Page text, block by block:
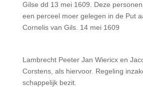
Gilse dd 13 mei 1609. Deze
een perceel moer gelegen in de Put
Cornelis van Gils. 14 mei 1609
Lambrecht Peeter Jan Wiericx en
Corstens, als hiervoor. Regeling
schappelijk bezit.